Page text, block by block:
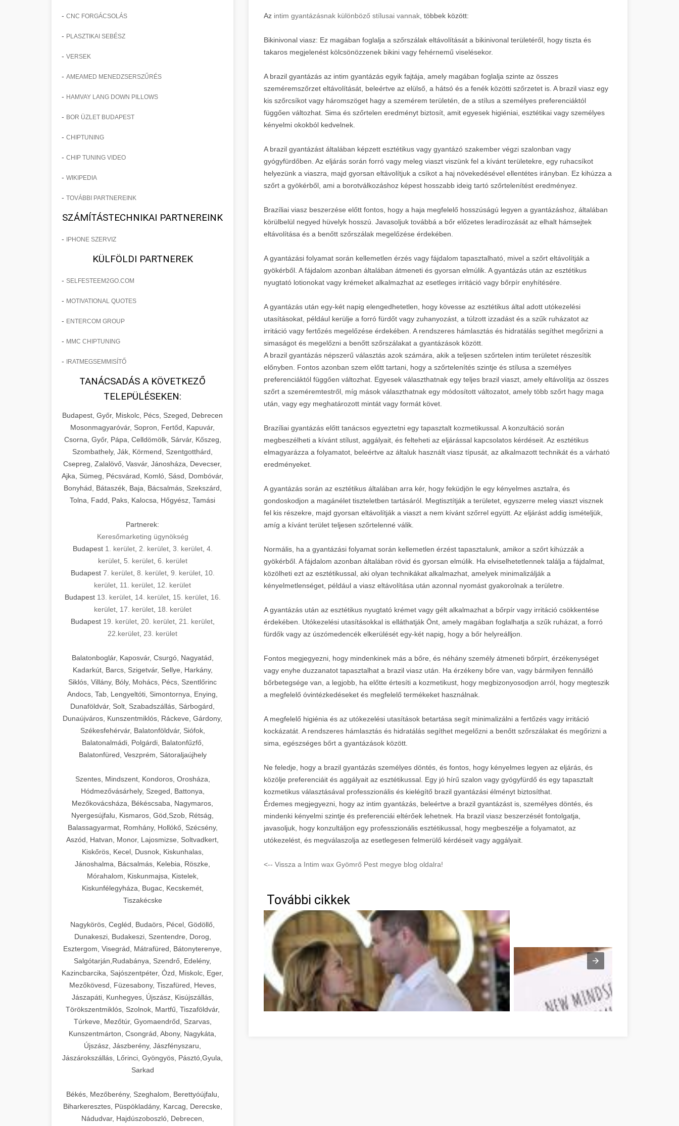
- CNC FORGÁCSOLÁS
- PLASZTIKAI SEBÉSZ
- VERSEK
- AMEAMED MENEDZSERSZŰRÉS
- HAMVAY LANG DOWN PILLOWS
- BOR ÜZLET BUDAPEST
- CHIPTUNING
- CHIP TUNING VIDEO
- WIKIPEDIA
- TOVÁBBI PARTNEREINK
SZÁMÍTÁSTECHNIKAI PARTNEREINK
- IPHONE SZERVIZ
KÜLFÖLDI PARTNEREK
- SELFESTEEM2GO.COM
- MOTIVATIONAL QUOTES
- ENTERCOM GROUP
- MMC CHIPTUNING
- IRATMEGSEMMISÍTŐ
TANÁCSADÁS A KÖVETKEZŐ
TELEPÜLÉSEKEN:
Budapest, Győr, Miskolc, Pécs, Szeged, Debrecen
Mosonmagyaróvár, Sopron, Fertőd, Kapuvár,
Csorna, Győr, Pápa, Celldömölk, Sárvár, Kőszeg,
Szombathely, Ják, Körmend, Szentgotthárd,
Csepreg, Zalalövő, Vasvár, Jánosháza, Devecser,
Ajka, Sümeg, Pécsvárad, Komló, Sásd, Dombóvár,
Bonyhád, Bátaszék, Baja, Bácsalmás, Szekszárd,
Tolna, Fadd, Paks, Kalocsa, Hőgyész, Tamási
Partnerek:
Keresőmarketing ügynökség
Budapest 1. kerület, 2. kerület, 3. kerület, 4.
kerület, 5. kerület, 6. kerület
Budapest 7. kerület, 8. kerület, 9. kerület, 10.
kerület 11. kerület 12. kerület
Budapest 13. kerület, 14. kerület, 15. kerület, 16.
kerület, 17. kerület, 18. kerület
Budapest 19. kerület, 20. kerület, 21. kerület,
22.kerület 23. kerület
Balatonboglár, Kaposvár, Csurgó, Nagyatád,
Kadarkút, Barcs, Szigetvár, Sellye, Harkány,
Siklós, Villány, Bóly, Mohács, Pécs, Szentlőrinc
Andocs, Tab, Lengyeltóti, Simontornya, Enying,
Dunaföldvár, Solt, Szabadszállás, Sárbogárd,
Dunaújváros, Kunszentmiklós, Ráckeve, Gárdony,
Székesfehérvár, Balatonföldvár, Siófok,
Balatonalmádi, Polgárdi, Balatonfűzfő,
Balatonfüred, Veszprém, Sátoraljaújhely
Szentes, Mindszent, Kondoros, Orosháza,
Hódmezővásárhely, Szeged, Battonya,
Mezőkovácsháza, Békéscsaba, Nagymaros,
Nyergesújfalu, Kismaros, Göd,Szob, Rétság,
Balassagyarmat, Romhány, Hollókő, Szécsény,
Aszód, Hatvan, Monor, Lajosmizse, Soltvadkert,
Kiskőrös, Kecel, Dusnok, Kiskunhalas,
Jánoshalma, Bácsalmás, Kelebia, Röszke,
Mórahalom, Kiskunmajsa, Kistelek,
Kiskunfélegyháza, Bugac, Kecskemét,
Tiszakécske
Nagykörös, Cegléd, Budaörs, Pécel, Gödöllő,
Dunakeszi, Budakeszi, Szentendre, Dorog,
Esztergom, Visegrád, Mátrafüred, Bátonyterenye,
Salgótarján,Rudabánya, Szendrő, Edelény,
Kazincbarcika, Sajószentpéter, Ózd, Miskolc, Eger,
Mezőkövesd, Füzesabony, Tiszafüred, Heves,
Jászapáti, Kunhegyes, Újszász, Kisújszállás,
Törökszentmiklós, Szolnok, Martfű, Tiszaföldvár,
Túrkeve, Mezőtúr, Gyomaendrőd, Szarvas,
Kunszentmárton, Csongrád, Abony, Nagykáta,
Újszász, Jászberény, Jászfényszaru,
Jászárokszállás, Lőrinci, Gyöngyös, Pásztó,Gyula,
Sarkad
Békés, Mezőberény, Szeghalom, Berettyóújfalu,
Biharkeresztes, Püspökladány, Karcag, Derecske,
Nádudvar, Hajdúszoboszló, Debrecen,
Az intim gyantázásnak különböző stílusai vannak , többek között:
Bikinivonal viasz: Ez magában foglalja a szőrszálak eltávolítását a bikinivonal területéről, hogy tiszta és
takaros megjelenést kölcsönözzenek bikini vagy fehérnemű viselésekor.
A brazil gyantázás az intim gyantázás egyik fajtája, amely magában foglalja szinte az összes
szeméremszőrzet eltávolítását, beleértve az elülső, a hátsó és a fenék közötti szőrzetet is. A brazil viasz egy
kis szőrcsíkot vagy háromszöget hagy a szemérem területén, de a stílus a személyes preferenciáktól
függően változhat. Sima és szőrtelen eredményt biztosít, amit egyesek higiéniai, esztétikai vagy személyes
kényelmi okokból kedvelnek.
A brazil gyantázást általában képzett esztétikus vagy gyantázó szakember végzi szalonban vagy
gyógyfürdőben. Az eljárás során forró vagy meleg viaszt viszünk fel a kívánt területekre, egy ruhacsíkot
helyezünk a viaszra, majd gyorsan eltávolítjuk a csíkot a haj növekedésével ellentétes irányban. Ez kihúzza a
szőrt a gyökérből, ami a borotválkozáshoz képest hosszabb ideig tartó szőrtelenítést eredményez.
Brazíliai viasz beszerzése előtt fontos, hogy a haja megfelelő hosszúságú legyen a gyantázáshoz, általában
körülbelül negyed hüvelyk hosszú. Javasoljuk továbbá a bőr előzetes leradírozását az elhalt hámsejtek
eltávolítása és a benőtt szőrszálak megelőzése érdekében.
A gyantázási folyamat során kellemetlen érzés vagy fájdalom tapasztalható, mivel a szőrt eltávolítják a
gyökérből. A fájdalom azonban általában átmeneti és gyorsan elmúlik. A gyantázás után az esztétikus
nyugtató lotionokat vagy krémeket alkalmazhat az esetleges irritáció vagy bőrpír enyhítésére.
A gyantázás után egy-két napig elengedhetetlen, hogy kövesse az esztétikus által adott utókezelési
utasításokat, például kerülje a forró fürdőt vagy zuhanyozást, a túlzott izzadást és a szűk ruházatot az
irritáció vagy fertőzés megelőzése érdekében. A rendszeres hámlasztás és hidratálás segíthet megőrizni a
simaságot és megelőzni a benőtt szőrszálakat a gyantázások között.
A brazil gyantázás népszerű választás azok számára, akik a teljesen szőrtelen intim területet részesítik
előnyben. Fontos azonban szem előtt tartani, hogy a szőrtelenítés szintje és stílusa a személyes
preferenciáktól függően változhat. Egyesek választhatnak egy teljes brazil viaszt, amely eltávolítja az összes
szőrt a szeméremtestről, míg mások választhatnak egy módosított változatot, amely több szőrt hagy maga
után, vagy egy meghatározott mintát vagy formát követ.
Brazíliai gyantázás előtt tanácsos egyeztetni egy tapasztalt kozmetikussal. A konzultáció során
megbeszélheti a kívánt stílust, aggályait, és felteheti az eljárással kapcsolatos kérdéseit. Az esztétikus
elmagyarázza a folyamatot, beleértve az általuk használt viasz típusát, az alkalmazott technikát és a várható
eredményeket.
A gyantázás során az esztétikus általában arra kér, hogy feküdjön le egy kényelmes asztalra, és
gondoskodjon a magánélet tiszteletben tartásáról. Megtisztítják a területet, egyszerre meleg viaszt visznek
fel kis részekre, majd gyorsan eltávolítják a viaszt a nem kívánt szőrrel együtt. Az eljárást addig ismételjük,
amíg a kívánt terület teljesen szőrtelenné válik.
Normális, ha a gyantázási folyamat során kellemetlen érzést tapasztalunk, amikor a szőrt kihúzzák a
gyökérből. A fájdalom azonban általában rövid és gyorsan elmúlik. Ha elviselhetetlennek találja a fájdalmat,
közölheti ezt az esztétikussal, aki olyan technikákat alkalmazhat, amelyek minimalizálják a
kényelmetlenséget, például a viasz eltávolítása után azonnal nyomást gyakorolnak a területre.
A gyantázás után az esztétikus nyugtató krémet vagy gélt alkalmazhat a bőrpír vagy irritáció csökkentése
érdekében. Utókezelési utasításokkal is elláthatják Önt, amely magában foglalhatja a szűk ruházat, a forró
fürdők vagy az úszómedencék elkerülését egy-két napig, hogy a bőr helyreálljon.
Fontos megjegyezni, hogy mindenkinek más a bőre, és néhány személy átmeneti bőrpírt, érzékenységet
vagy enyhe duzzanatot tapasztalhat a brazil viasz után. Ha érzékeny bőre van, vagy bármilyen fennálló
bőrbetegsége van, a legjobb, ha előtte értesíti a kozmetikust, hogy megbizonyosodjon arról, hogy megteszik
a megfelelő óvintézkedéseket és megfelelő termékeket használnak.
A megfelelő higiénia és az utókezelési utasítások betartása segít minimalizálni a fertőzés vagy irritáció
kockázatát. A rendszeres hámlasztás és hidratálás segíthet megelőzni a benőtt szőrszálakat és megőrizni a
sima, egészséges bőrt a gyantázások között.
Ne feledje, hogy a brazil gyantázás személyes döntés, és fontos, hogy kényelmes legyen az eljárás, és
közölje preferenciáit és aggályait az esztétikussal. Egy jó hírű szalon vagy gyógyfürdő és egy tapasztalt
kozmetikus választásával professzionális és kielégítő brazil gyantázási élményt biztosíthat.
Érdemes megjegyezni, hogy az intim gyantázás, beleértve a brazil gyantázást is, személyes döntés, és
mindenki kényelmi szintje és preferenciái eltérőek lehetnek. Ha brazil viasz beszerzését fontolgatja,
javasoljuk, hogy konzultáljon egy professzionális esztétikussal, hogy megbeszélje a folyamatot, az
utókezelést, és megválaszolja az esetlegesen felmerülő kérdéseit vagy aggályait.
<-- Vissza a Intim wax Gyömrő Pest megye blog oldalra!
További cikkek